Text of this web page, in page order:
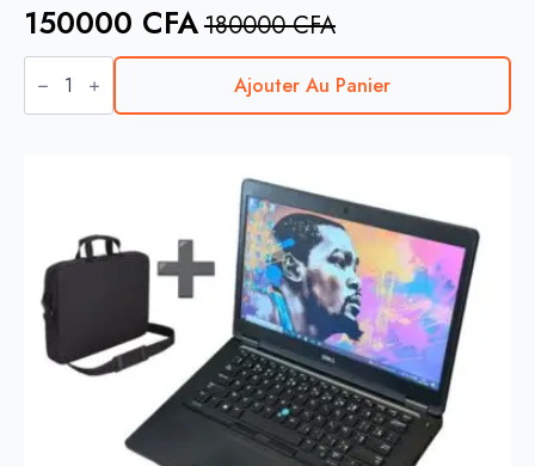
180000CFA
150000 CFA
quantité
de
latitude
Ajouter Au Panier